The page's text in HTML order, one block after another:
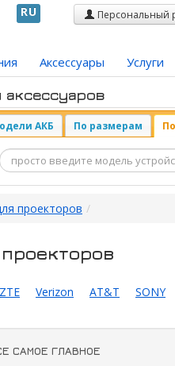
RU Персональный
Аксессуары Услуги
аксессуаров
АКБ По размерам
проекторов /
ZTE Verizon AT&T SONY
САМОЕ ГЛАВНОЕ